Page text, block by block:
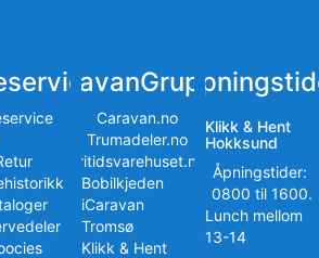
iCaravanGruppen
Caravan.no
Trumadeler.no
Fritidsvarehuset.no
Bobilkjeden
iCaravan
Tromsø
Klikk & Hent
Klikk & Hent
Hokksund
Åpningstider:
0800 til 1600.
Lunch mellom
13-14